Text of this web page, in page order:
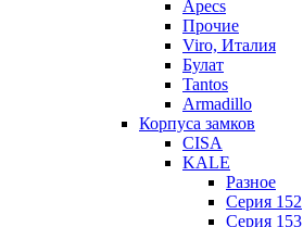
Apecs
Прочие
Viro, Италия
Булат
Tantos
Armadillo
Корпуса замков
CISA
KALE
Разное
Серия 152
Серия 153